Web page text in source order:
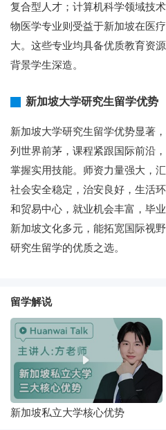
复合型人才；计算机科学领域技
物医学专业则受益于新加坡在医
大。这些专业均具备优质教育资
背景学生深造。
新加坡大学研究生留学优势
新加坡大学研究生留学优势显著
列世界前茅，课程紧跟国际前沿
掌握实用技能。师资力量强大，
社会安全稳定，治安良好，生活
和贸易中心，就业机会丰富，毕
新加坡文化多元，能拓宽国际视
研究生留学的优质之选。
留学解说
新加坡私立大学核心优势